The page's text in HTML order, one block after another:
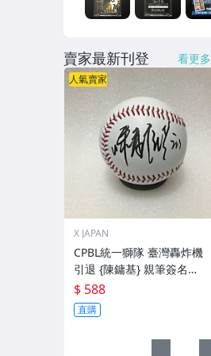
賣家最新刊登 看更多
人氣賣家
X JAPAN
CPBL統一獅隊 臺灣轟炸機
引退 {陳鏞基} 親筆簽名
球。一般空白簽名棒球上.1
$ 588
直購